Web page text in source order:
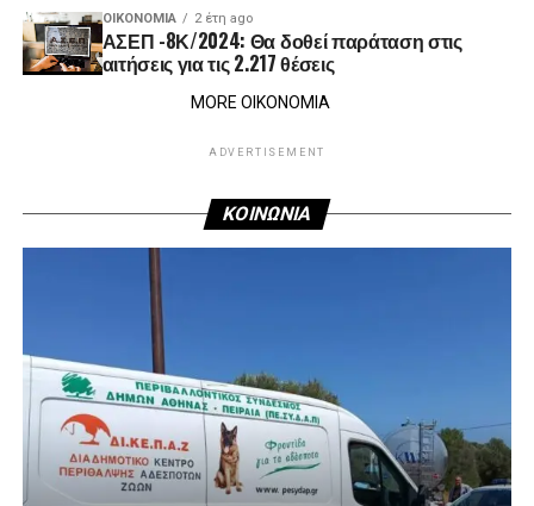
ΟΙΚΟΝΟΜΊΑ 2 έτη ago
ΑΣΕΠ -8Κ/2024: Θα δοθεί παράταση στις
αιτήσεις για τις 2.217 θέσεις
MORE ΟΙΚΟΝΟΜΙΑ
ADVERTISEMENT
ΚΟΙΝΩΝΙΑ